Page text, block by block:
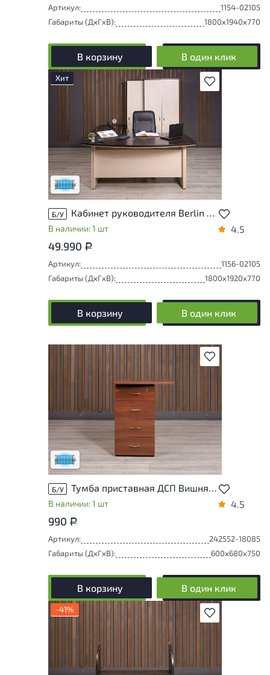
Артикул:
1154-02105
Габариты (ДxГxВ):
1800x1940x770
В корзину В один клик
В избранное
Хит
Состояние товара приближено к новому,
могут присутствовать незначительные
следы эксплуатации
Низкая степень износа
Б/У Кабинет руководителя Berlin ДСП Венге Россия
В наличии: 1 шт 4.5
49.990 Р
Артикул:
1156-02105
Габариты (ДxГxВ):
1800x1920x770
В корзину В один клик
В избранное
Состояние товара приближено к новому,
могут присутствовать незначительные
следы эксплуатации
Низкая степень износа
Б/У Тумба приставная ДСП Вишня Россия
В наличии: 1 шт 4.5
990 Р
Артикул:
242552-18085
Габариты (ДxГxВ):
600x680x750
В корзину В один клик
В избранное
-41%